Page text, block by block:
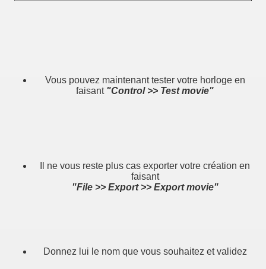
Vous pouvez maintenant tester votre horloge en
faisant "Control >> Test movie"
Il ne vous reste plus cas exporter votre création en
faisant
"File >> Export >> Export movie"
Donnez lui le nom que vous souhaitez et validez